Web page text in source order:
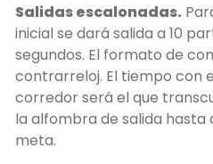
Salidas escalonadas.
inicial se dará salida a 10
segundos. El formato de
contrarreloj. El tiempo con
corredor será el que
la alfombra de salida hasta
meta.